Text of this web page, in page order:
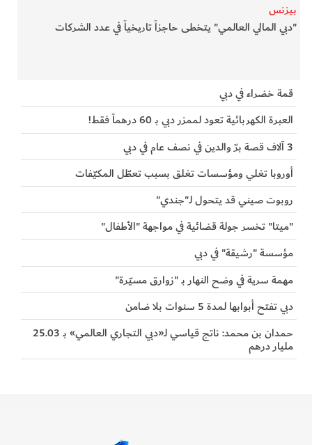
بيزنس
"دبي المالي العالمي" يتخطى حاجزاً تاريخياً في عدد الشركات
قمة خضراء في دبي
العبرة الكهربائية تعود لممزر دبي بـ 60 درهماً فقط!
3 آلاف قصة برّ والدين في نصف عام في دبي
أوروبا تغلي ومؤسسات تغلق بسبب تعطّل المكيّفات
روبوت صيني قد يتحول لـ"جندي"
"ميتا" تخسر جولة قضائية في مواجهة "الأطفال"
مؤسسة "رشيقة" في دبي
مهمة سرية في وضح النهار بـ "زوارق مسيّرة"
دبي تفتح أبوابها لمدة 5 سنوات بلا ضامن
حمدان بن محمد: ناتج قياسي لـ«دبي التجاري العالمي» بـ 25.03
مليار درهم